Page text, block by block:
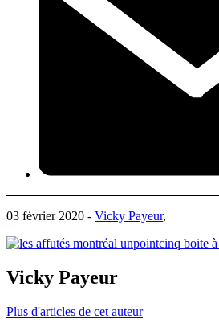
03 février 2020 - Vicky Payeur,
Vicky Payeur
Plus d'articles de cet auteur